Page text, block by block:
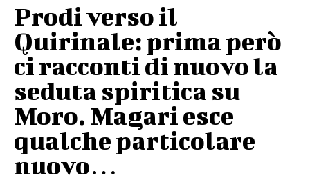
Prodi verso il
Quirinale: prima però
ci racconti di nuovo la
seduta spiritica su
Moro. Magari esce
qualche particolare
nuovo…